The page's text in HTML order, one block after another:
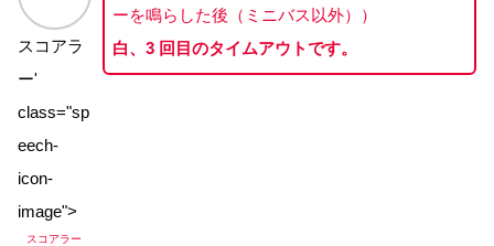
スコアラ
ー'
class="sp
eech-
icon-
image">
スコアラー
ーを鳴らした後（ミニバス以外））
白、3 回目のタイムアウトです。